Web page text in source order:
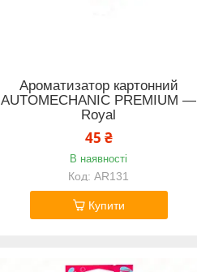
Ароматизатор картонний
AUTOMECHANIC PREMIUM —
Royal
45 ₴
В наявності
AR131
Купити